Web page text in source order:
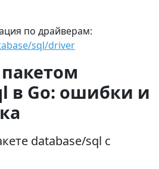
по драйверам:
sql/driver
пакетом
в Go: ошибки и
database/sql с